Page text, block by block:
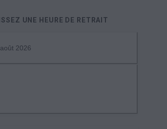
UNE HEURE DE RETRAIT
2026